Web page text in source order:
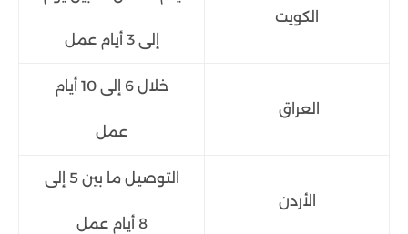
الكويت
إلى 3 أيام عمل
العراق
خلال 6 إلى 10 أيام
عمل
الأردن
التوصيل ما بين 5 إلى
8 أيام عمل